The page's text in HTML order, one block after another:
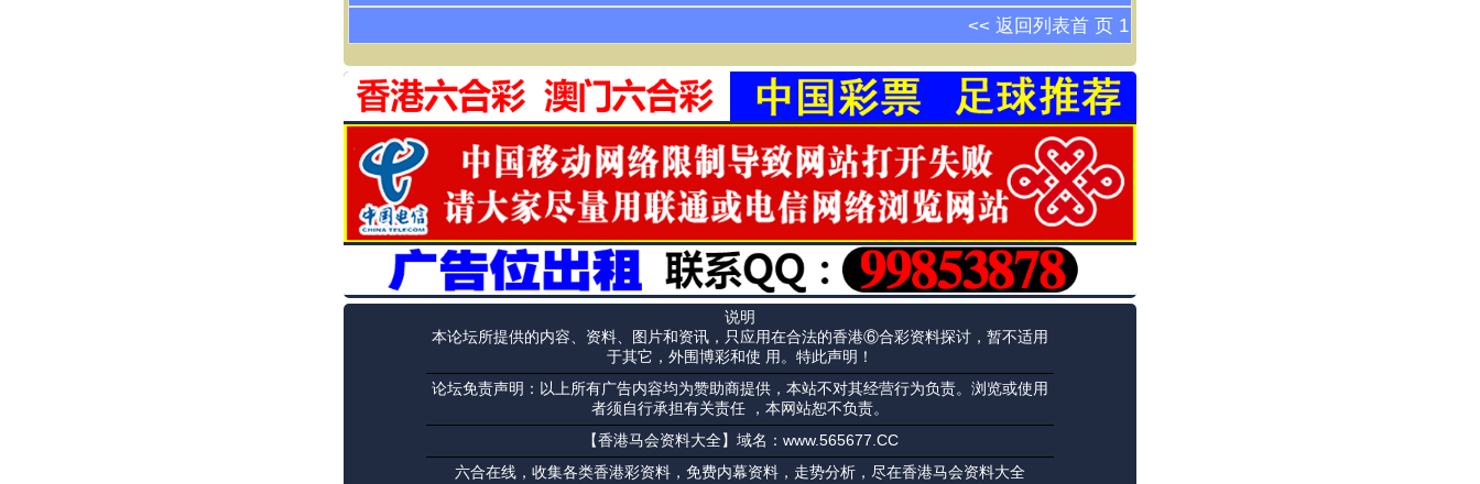
<< 返回列表首 页 1
说明
本论坛所提供的内容、资料、图片和资讯，只应用在合法的香港⑥合彩资料探讨，暂不适用
于其它，外围博彩和使 用。特此声明！
论坛免责声明：以上所有广告内容均为赞助商提供，本站不对其经营行为负责。浏览或使用
者须自行承担有关责任 ，本网站恕不负责。
【香港马会资料大全】域名：www.565677.CC
六合在线，收集各类香港彩资料，免费内幕资料，走势分析，尽在香港马会资料大全